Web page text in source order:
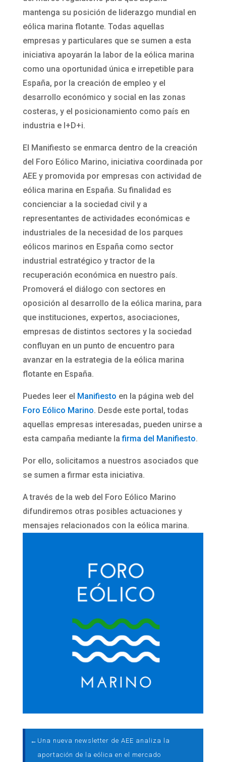
mantenga su posición de liderazgo mundial en
eólica marina flotante. Todas aquellas
empresas y particulares que se sumen a esta
iniciativa apoyarán la labor de la eólica marina
como una oportunidad única e irrepetible para
España, por la creación de empleo y el
desarrollo económico y social en las zonas
costeras, y el posicionamiento como país en
industria e I+D+i.
El Manifiesto se enmarca dentro de la creación
del Foro Eólico Marino, iniciativa coordinada por
AEE y promovida por empresas con actividad de
eólica marina en España. Su finalidad es
concienciar a la sociedad civil y a
representantes de actividades económicas e
industriales de la necesidad de los parques
eólicos marinos en España como sector
industrial estratégico y tractor de la
recuperación económica en nuestro país.
Promoverá el diálogo con sectores en
oposición al desarrollo de la eólica marina, para
que instituciones, expertos, asociaciones,
empresas de distintos sectores y la sociedad
confluyan en un punto de encuentro para
avanzar en la estrategia de la eólica marina
flotante en España.
Puedes leer el Manifiesto en la página web del
Foro Eólico Marino. Desde este portal, todas
aquellas empresas interesadas, pueden unirse a
esta campaña mediante lafirma del Manifiesto.
Por ello, solicitamos a nuestros asociados que
se sumen a firmar esta iniciativa.
A través de la web del Foro Eólico Marino
difundiremos otras posibles actuaciones y
mensajes relacionados con la eólica marina.
← Una nueva newsletter de AEE analiza la
aportación de la eólica en el mercado